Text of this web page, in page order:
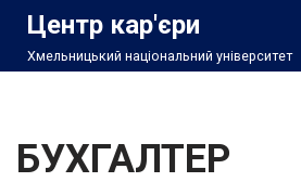
Перейти
Центр кар'єри
Хмельницький національний університет
БУХГАЛТЕР